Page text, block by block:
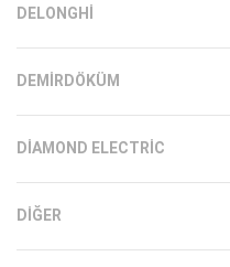
DELONGHI
DEMIRDÖKÜM
DIAMOND ELECTRIC
DIĞER